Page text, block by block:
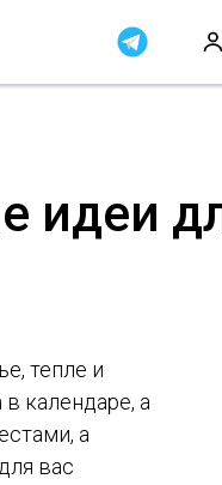
идеи
тепле и
календаре, а
а
вас